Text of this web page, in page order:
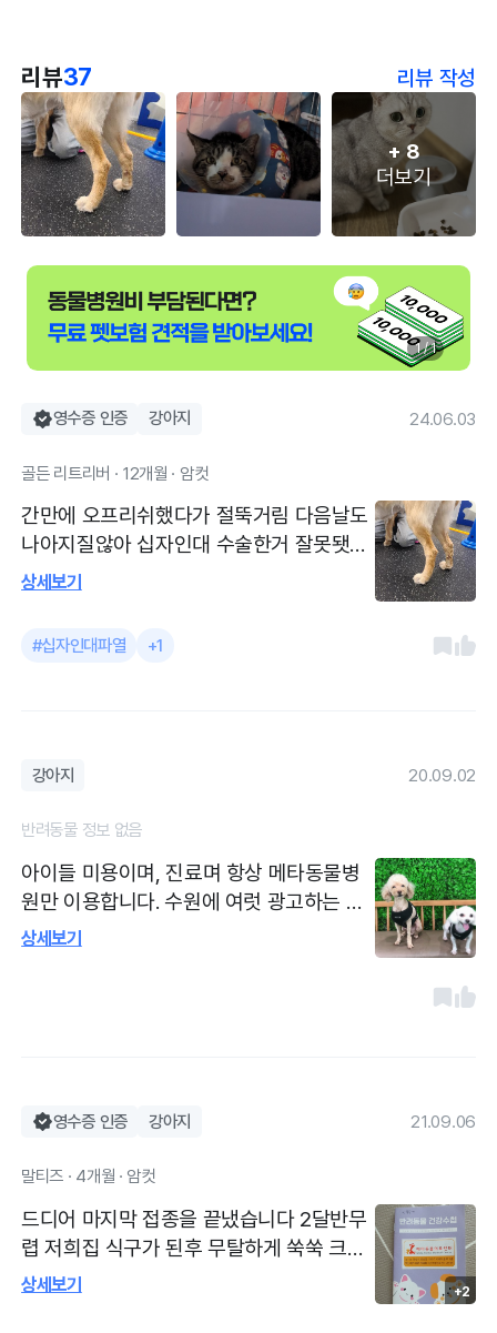
리뷰37 리뷰 작성
+8
더보기
1 / 1
영수증 인증 강아지 24.06.03
골든 리트리버 · 12개월 · 암컷
간만에 오프리쉬했다가 절뚝거림 다음날도
나아지질않아 십자인대 수술한거 잘못됏나
걱정되 병원방문 엑스레이 판독결과 이상무
받고 단순 근육통 진단받고 소염진통제 처
방받음 아이 처음 십자인대파열 진단해주신
터는 잘 걸어다녀요😊
상세보기
#십자인대파열 +1
강아지 20.09.02
반려동물 정보 없음
아이들 미용이며, 진료며 항상 메타동물병
원만 이용합니다. 수원에 여럿 광고하는 큰
병원도 데리고 다녀보고, 미용도 인기많은
장히 좋았습니다. 과잉진료도 없는거같아
해 여쭤봤더니 그거는 일시적으로 잠깐 나
아질수잇는거라 그렇게 권해드리지는 않는
다고 솔직하게 말씀해주시더라구요. 24시
병원이고 저희 아이들이 7살로 이제 건강을
상세보기
영수증 인증 강아지 21.09.06
말티즈 · 4개월 · 암컷
드디어 마지막 접종을 끝냈습니다 2달반무
렵 저희집 식구가 된후 무탈하게 쑥쑥 크고
있네요ㅋ 한손에 쏙들어오던 녀석이 방문때
상세보기 +2